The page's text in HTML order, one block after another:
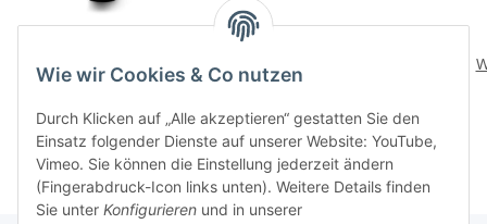
black metal
65,00 CHF*
WA-138 Verschluesse
14,00 CHF
Wie wir Cookies & Co nutzen
Durch Klicken auf „Alle akzeptieren“ gestatten Sie den
Einsatz folgender Dienste auf unserer Website: YouTube,
Vimeo. Sie können die Einstellung jederzeit ändern
(Fingerabdruck-Icon links unten). Weitere Details finden
Sie unter Konfigurieren und in unserer